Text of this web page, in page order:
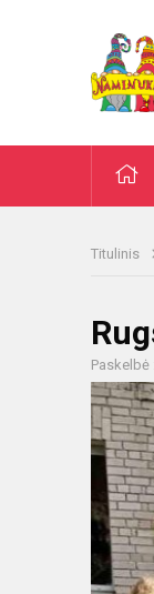
Titulinis
Paskelbė